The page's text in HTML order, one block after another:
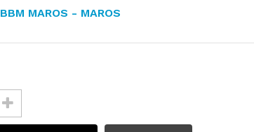
BBM MAROS - MAROS